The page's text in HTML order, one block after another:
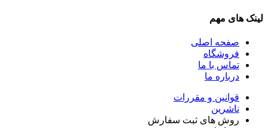
لینک های مهم
صفحه اصلی
فروشگاه
تماس با ما
درباره ما
قوانین و مقررات
ناشرین
روش های ثبت سفارش